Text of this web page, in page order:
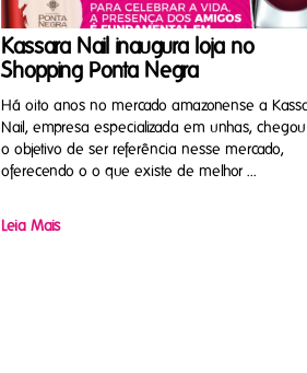
Kassara Nail inaugura loja no
Shopping Ponta Negra
Há oito anos no mercado amazonense a
Nail, empresa especializada em unhas,
o objetivo de ser referência nesse mercado,
oferecendo o o que existe de melhor ...
Leia Mais